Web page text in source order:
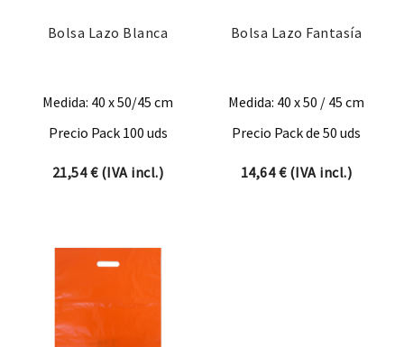
Bolsa Lazo Blanca
Medida: 40 x 50/45 cm
Precio Pack 100 uds
21,54€(IVA incl.)
Bolsa Lazo Fantasía
Medida: 40 x 50 / 45 cm
Precio Pack de 50 uds
14,64€(IVA incl.)